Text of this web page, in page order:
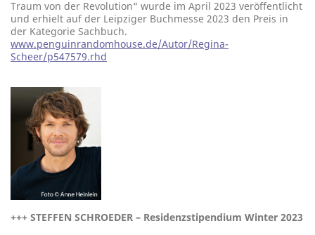
Traum von der Revolution“ wurde im April 2023 veröffentlicht
und erhielt auf der Leipziger Buchmesse 2023 den Preis in
der Kategorie Sachbuch.
www.penguinrandomhouse.de/Autor/Regina-
Scheer/p547579.rhd
+++ STEFFEN SCHROEDER – Residenzstipendium Winter 2023